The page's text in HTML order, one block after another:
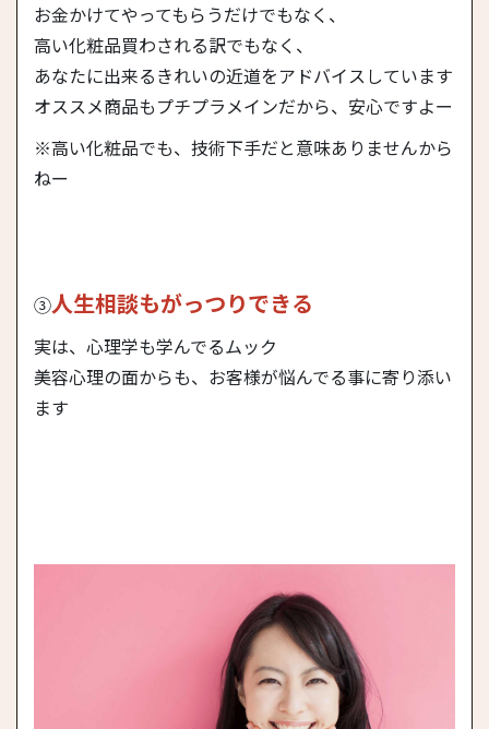
お金かけてやってもらうだけでもなく、
高い化粧品買わされる訳でもなく、
あなたに出来るきれいの近道をアドバイスしています
オススメ商品もプチプラメインだから、安心ですよー
※高い化粧品でも、技術下手だと意味ありませんから
ねー
③人生相談もがっつりできる
実は、心理学も学んでるムック
美容心理の面からも、お客様が悩んでる事に寄り添い
ます